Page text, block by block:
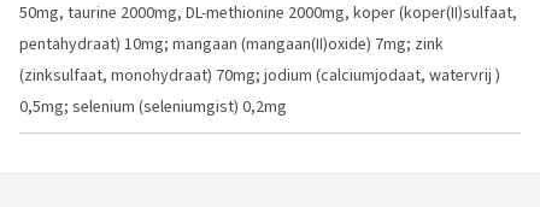
50mg, taurine 2000mg, DL-methionine 2000mg, koper (koper(II)sulfaat,
pentahydraat) 10mg; mangaan (mangaan(II)oxide) 7mg; zink
(zinksulfaat, monohydraat) 70mg; jodium (calciumjodaat, watervrij )
0,5mg; selenium (seleniumgist) 0,2mg